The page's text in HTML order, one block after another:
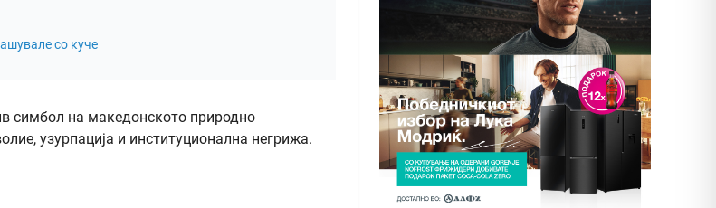
со куче
симбол на македонското природно
узурпација и институционална негрижа.